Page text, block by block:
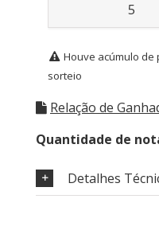
5
Houve acúmulo de
sorteio
Relação de
Quantidade de
Detalhes